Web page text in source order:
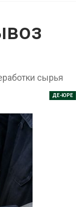
сырья
ДЕ-ЮРЕ
России фактически
от проверок к
Корея ускорит
солнечной
воды в
Волги и
в августе может
норму почти в